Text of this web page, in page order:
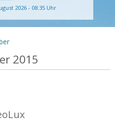
2026 - 08:35 Uhr
2015